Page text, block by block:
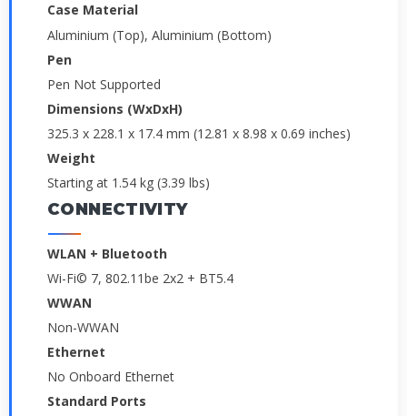
Case Material
Aluminium (Top), Aluminium (Bottom)
Pen
Pen Not Supported
Dimensions (WxDxH)
325.3 x 228.1 x 17.4 mm (12.81 x 8.98 x 0.69 inches)
Weight
Starting at 1.54 kg (3.39 lbs)
CONNECTIVITY
WLAN + Bluetooth
Wi-Fi© 7, 802.11be 2x2 + BT5.4
WWAN
Non-WWAN
Ethernet
No Onboard Ethernet
Standard Ports